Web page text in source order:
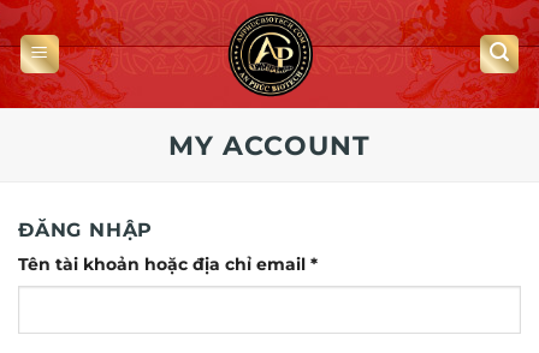
Bỏ
qua
nội
dung
MY ACCOUNT
ĐĂNG NHẬP
Tên tài khoản hoặc địa chỉ email *Bắt
buộc